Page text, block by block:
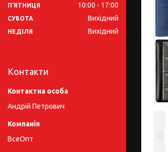
ПʼЯТНИЦЯ 10:00 17:00
СУБОТА Вихідний
НЕДІЛЯ Вихідний
Контакти
Андрій Петрович
ВсеОпт